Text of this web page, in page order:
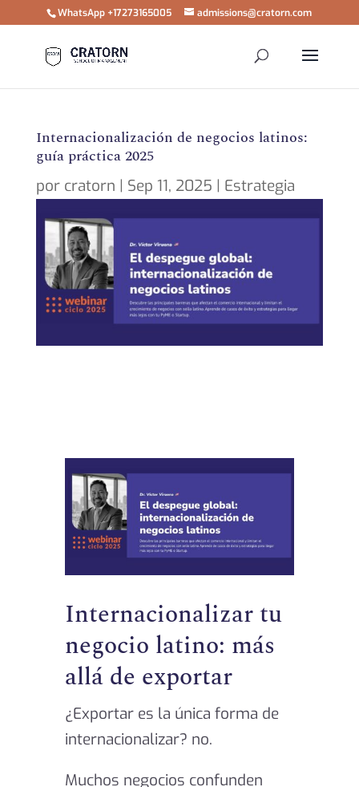
WhatsApp +17273165005 admissions@cratorn.com
Internacionalización de negocios latinos:
guía práctica 2025
por cratorn | Sep 11, 2025 | Estrategia
Internacionalizar tu
negocio latino: más
allá de exportar
¿Exportar es la única forma de
internacionalizar? no.
Muchos negocios confunden